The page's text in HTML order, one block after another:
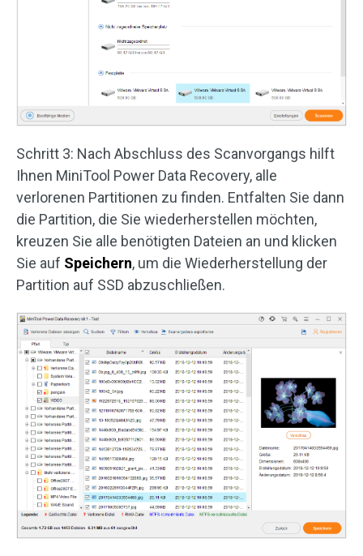
Schritt 3: Nach Abschluss des Scanvorgangs hilft
Ihnen MiniTool Power Data Recovery, alle
verlorenen Partitionen zu finden. Entfalten Sie dann
die Partition, die Sie wiederherstellen möchten,
kreuzen Sie alle benötigten Dateien an und klicken
Sie auf Speichern, um die Wiederherstellung der
Partition auf SSD abzuschließen.